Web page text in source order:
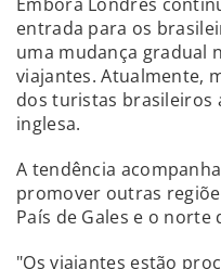
entrada para os
uma mudança gradual
viajantes. Atualmente,
dos turistas brasileiros
inglesa.
A tendência
promover outras
País de Gales e o norte
"Os viajantes estão